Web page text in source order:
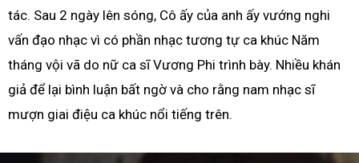
tác. Sau 2 ngày lên sóng, Cô ấy của anh ấy vướng nghi
vấn đạo nhạc vì có phần nhạc tương tự ca khúc Năm
tháng vội vã do nữ ca sĩ Vương Phi trình bày. Nhiều khán
giả để lại bình luận bất ngờ và cho rằng nam nhạc sĩ
mượn giai điệu ca khúc nổi tiếng trên.